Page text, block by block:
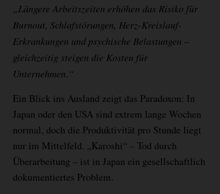
„Längere Arbeitszeiten erhöhen das Risiko für
Burnout, Schlafstörungen, Herz-Kreislauf-
Erkrankungen und psychische Belastungen –
gleichzeitig steigen die Kosten für
Unternehmen.“
Ein Blick ins Ausland zeigt das Paradoxon: In
Japan oder den USA sind extrem lange Wochen
normal, doch die Produktivität pro Stunde liegt
nur im Mittelfeld. „Karoshi“ – Tod durch
Überarbeitung – ist in Japan ein gesellschaftlich
dokumentiertes Problem.